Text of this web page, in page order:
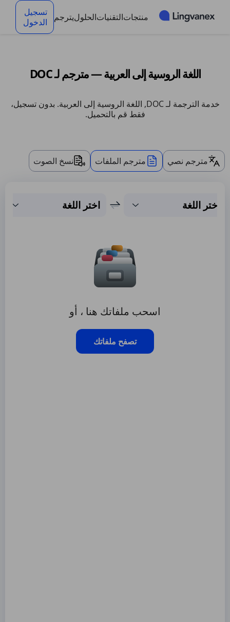
منتجاتالتقنياتالحلوليترجم
تسجيل
الدخول
اللغة الروسية إلى العربية — مترجم لـ DOC
خدمة الترجمة لـ DOC, اللغة الروسية إلى العربية. بدون تسجيل،
فقط قم بالتحميل.
مترجم نصي مترجم الملفات نسخ الصوت
اختر اللغة اختر اللغة
اسحب ملفاتك هنا ، أو
تصفح ملفاتك